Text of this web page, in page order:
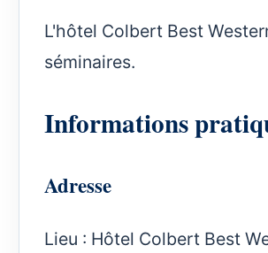
L'hôtel Colbert Best
séminaires.
Informations
Adresse
Lieu : Hôtel Colbert Best